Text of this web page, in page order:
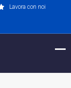
Lavora con noi